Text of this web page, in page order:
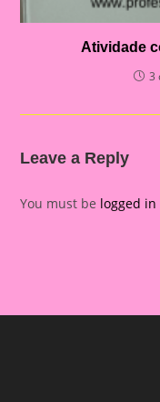
Atividade
3
Leave a Reply
You must be logged in